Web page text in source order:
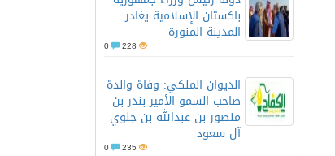
باكستان الإسلامية يغادر
المدينة المنورة
228
الديوان الملكي: وفاة والدة
صاحب السمو الأمير بندر بن
منصور بن عبدالله بن جلوي
آل سعود
235